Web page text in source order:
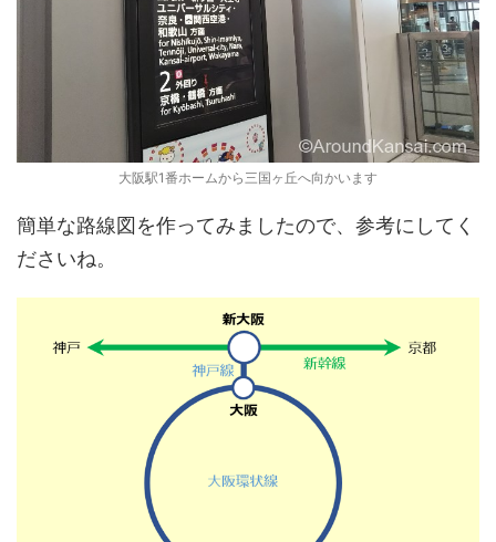
大阪駅1番ホームから三国ヶ丘へ向かいます
簡単な路線図を作ってみましたので、参考にしてく
ださいね。